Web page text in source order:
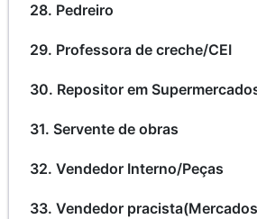
28. Pedreiro
29. Professora de creche/CEI
30. Repositor em
31. Servente de obras
32. Vendedor Interno/Peças
33. Vendedor